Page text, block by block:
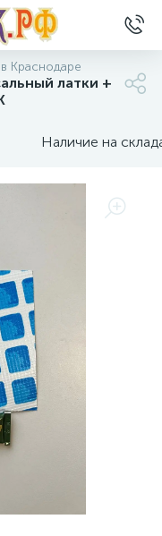
Краснодаре
латки +
Наличие на